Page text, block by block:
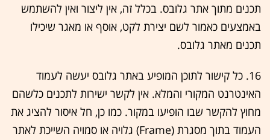
תכנים מתוך אתר גלובס. בכלל זה, אין ליצור ואין להשתמש
באמצעים כאמור לשם יצירת לקט, אוסף או מאגר שיכילו
תכנים מאתר גלובס.
16. כל קישור לתוכן המופיע באתר גלובס יעשה לעמוד
האינטרנט המקורי והמלא. אין לקשר ישירות לתכנים כלשהם
מחוץ להקשר שבו הופיעו במקור. כמו כן, חל איסור להציג את
העמוד בתוך מסגרת (Frame) גלויה או סמויה השייכת לאתר